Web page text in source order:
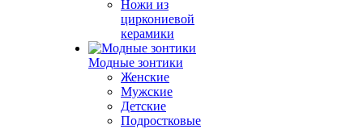
Ножи из
циркониевой
керамики
Модные зонтики
Женские
Мужские
Детские
Подростковые